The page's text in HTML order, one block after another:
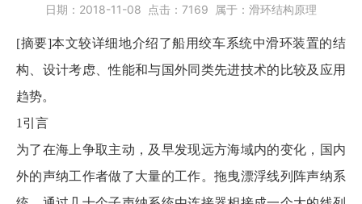
日期： 2018-11-08 点击： 7169 属于： 滑环结构原理
[摘要]本文较详细地介绍了船用绞车系统中滑环装置的结
构、设计考虑、性能和与国外同类先进技术的比较及应用
趋势。
1引言
为了在海上争取主动，及早发现远方海域内的变化，国内
外的声纳工作者做了大量的工作。拖曳漂浮线列阵声纳系